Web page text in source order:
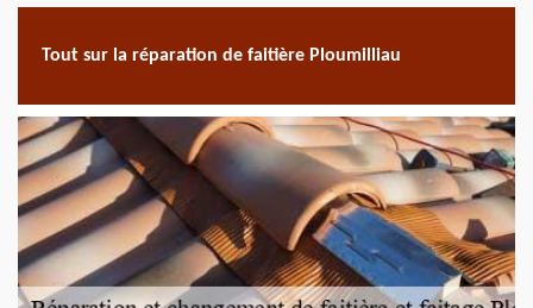
Tout sur la réparation de faitière Ploumilliau